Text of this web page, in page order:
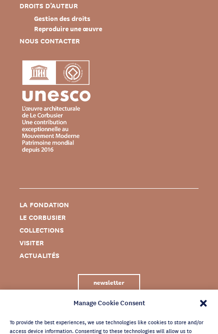
Manage Cookie Consent
To provide the best experiences, we use technologies like cookies to store and/or
access device information. Consenting to these technologies will allow us to
DROITS D’AUTEUR
Gestion des droits
Reproduire une œuvre
NOUS CONTACTER
LA FONDATION
LE CORBUSIER
COLLECTIONS
VISITER
ACTUALITÉS
newsletter